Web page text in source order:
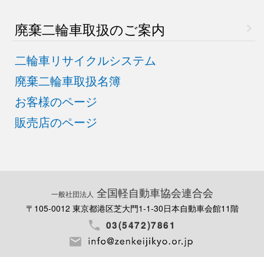
廃棄二輪車取扱のご案内
二輪車リサイクルシステム
廃棄二輪車取扱名簿
お客様のページ
販売店のページ
一般社団法人 全国軽自動車協会連合会
〒105-0012 東京都港区芝大門1-1-30日本自動車会館11階
03(5472)7861